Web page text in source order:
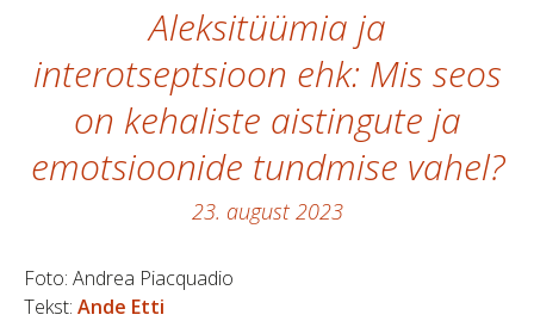
Aleksitüümia ja
interotseptsioon ehk: Mis seos
on kehaliste aistingute ja
emotsioonide tundmise vahel?
23. august 2023
Foto: Andrea Piacquadio
Tekst: Ande Etti